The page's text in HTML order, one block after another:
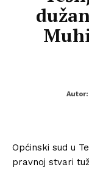
Autor:
Općinski sud u
pravnoj stvari